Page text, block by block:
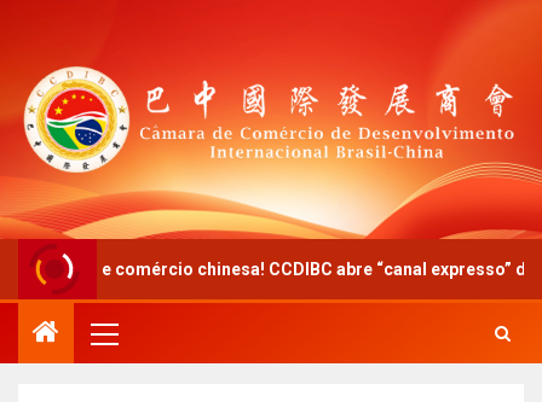
comércio chinesa! CCDIBC abre “canal expresso” de diálogo